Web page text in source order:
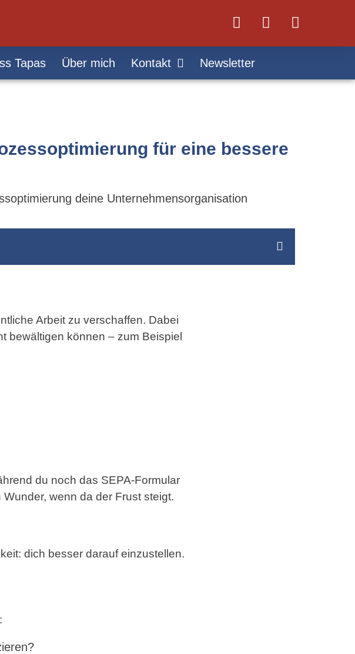
Tapas Über mich Kontakt Newsletter
für eine bessere
deine Unternehmensorganisation
Arbeit zu verschaffen. Dabei
bewältigen können – zum Beispiel
du noch das SEPA-Formular
wenn da der Frust steigt.
dich besser darauf einzustellen.